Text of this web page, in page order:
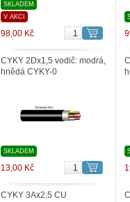
SKLADEM
V AKCI
98,00 Kč
CYKY 2Dx1,5 vodič: modrá,
hnědá CYKY-0
SKLADEM
13,00 Kč
CYKY 3Ax2,5 CU